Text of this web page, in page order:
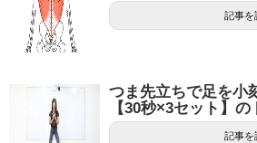
記事を
つま先立ちで足を小
【30秒×3セット】
記事を